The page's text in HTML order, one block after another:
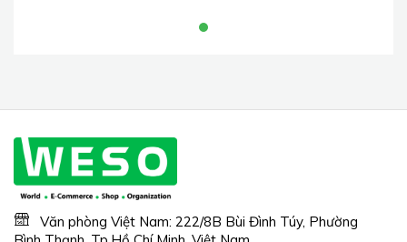
Văn phòng Việt Nam: 222/8B Bùi Đình Túy, Phường